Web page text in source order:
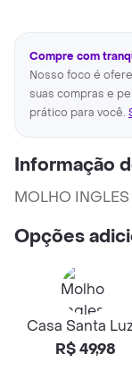
Compre com
Nosso foco é
suas compras e
prático para você.
Informação
MOLHO
Opções
Casa Santa
R$ 49,98